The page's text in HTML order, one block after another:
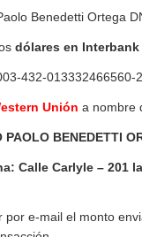
Benedetti Ortega
dólares en Interbank
432-013332466560-
Unión a nombre
PAOLO BENEDETTI
Calle Carlyle – 201
por e-mail el monto